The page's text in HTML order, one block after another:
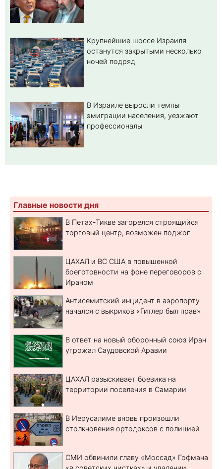
Крупнейшие шоссе Израиля
останутся закрытыми несколько
ночей подряд
В Израиле выросли темпы
эмиграции населения, уезжают
профессионалы
Главные новости дня
В Петах-Тикве загорелся строящийся
торговый центр, возможен поджог
ЦАХАЛ и ВС США в повышенной
боеготовности на фоне переговоров с
Ираном
Антисемитский инцидент в аэропорту
начался с выкриков «Гитлер был прав»
В ответ на новый оборонный союз Иран
угрожал Саудовской Аравии
ЦАХАЛ разыскивает боевика на
территории поселения в Самарии
В Иерусалиме вновь произошли
столкновения ортодоксов с полицией
СМИ обвинили главу «Моссад» Гофмана